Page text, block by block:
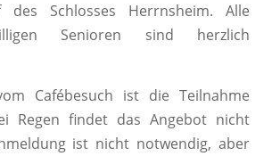
des Schlosses Herrnsheim. Alle
Senioren sind herzlich
Cafébesuch ist die Teilnahme
Regen findet das Angebot nicht
ist nicht notwendig, aber